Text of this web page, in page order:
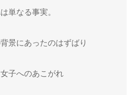
単なる事実。
景にあったのはずばり
子へのあこがれ